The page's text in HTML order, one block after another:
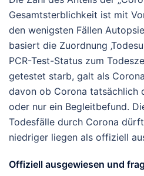
Gesamtsterblichkeit ist mit
den wenigsten Fällen
basiert die Zuordnung
PCR-Test-Status zum
getestet starb, galt als
davon ob Corona tatsächlich
oder nur ein Begleitbefund.
Todesfälle durch Corona
niedriger liegen als offiziell
Offiziell ausgewiesen und